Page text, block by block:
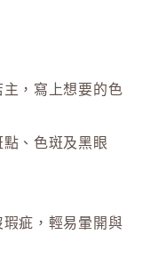
K
La
主，寫上想要的色
、色斑及黑眼
疵，輕易暈開與